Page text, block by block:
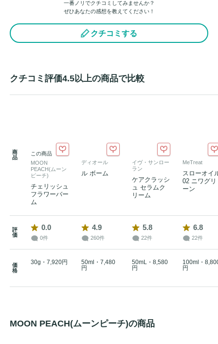
一番ノリでクチコミしてみませんか？
ぜひあなたの感想を教えてください！
クチコミする
クチコミ評価4.5以上の商品で比較
商
品
この商品
MOON
PEACH(ムーン
ピーチ)
チェリッシュ
フラワーバー
ム
ディオール
ル ボーム
イヴ・サンロー
ラン
ケアクラッシ
ュ セラムク
リーム
MeTreat
スローオイ
02 ニワグリ
ーン
評
価
0.0
0件
4.9
260件
5.8
22件
6.8
22件
価
格
30g・7,920円
50ml・7,480
円
50mL・8,580
円
100ml・
円
MOON PEACH(ムーンピーチ)の商品